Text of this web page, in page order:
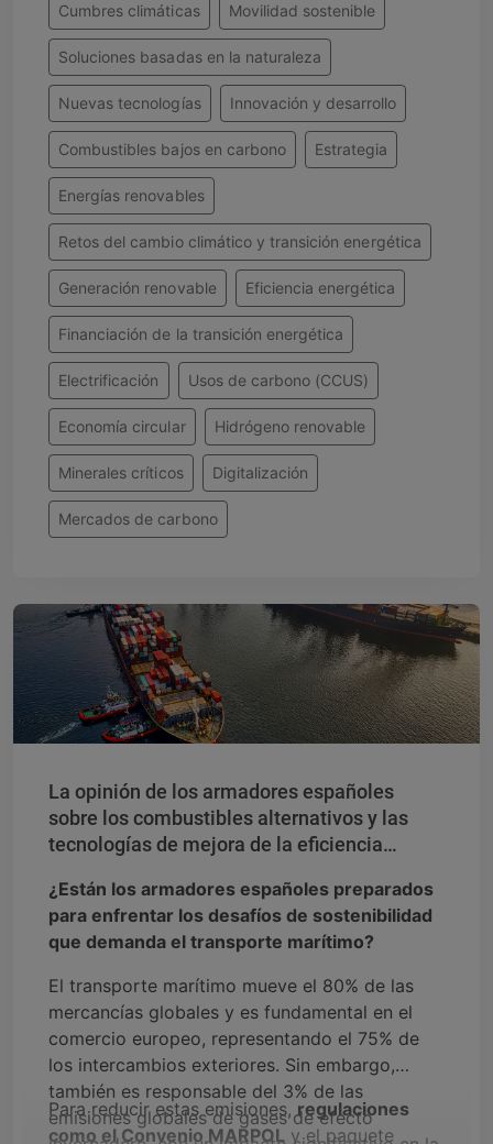
Cumbres climáticas Movilidad sostenible
Soluciones basadas en la naturaleza
Nuevas tecnologías Innovación y desarrollo
Combustibles bajos en carbono Estrategia
Energías renovables
Retos del cambio climático y transición energética
Generación renovable Eficiencia energética
Financiación de la transición energética
Electrificación Usos de carbono (CCUS)
Economía circular Hidrógeno renovable
Minerales críticos Digitalización
Mercados de carbono
La opinión de los armadores españoles
sobre los combustibles alternativos y las
tecnologías de mejora de la eficiencia
¿Están los armadores españoles preparados
para enfrentar los desafíos de sostenibilidad
que demanda el transporte marítimo?
El transporte marítimo mueve el 80% de las
mercancías globales y es fundamental en el
comercio europeo, representando el 75% de
los intercambios exteriores. Sin embargo,
también es responsable del 3% de las
emisiones globales de gases de efecto
Para reducir estas emisiones,regulaciones
como el Convenio MARPOL y el paquete